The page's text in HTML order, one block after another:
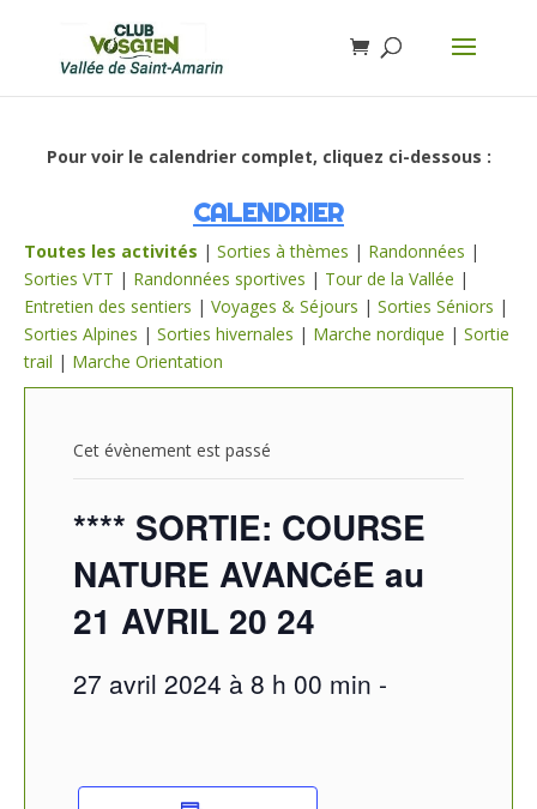
Pour voir le calendrier complet, cliquez ci-dessous :
CALENDRIER
Toutes les activités | Sorties à thèmes | Randonnées |
Sorties VTT | Randonnées sportives | Tour de la Vallée |
Entretien des sentiers | Voyages & Séjours | Sorties Séniors |
Sorties Alpines | Sorties hivernales | Marche nordique | Sortie
trail | Marche Orientation
Cet évènement est passé
**** SORTIE: COURSE
NATURE AVANCéE au
21 AVRIL 20 24
27 avril 2024 à 8 h 00 min -